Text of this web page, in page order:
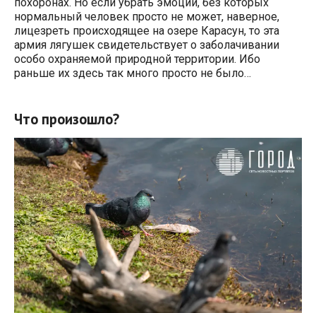
похоронах. Но если убрать эмоции, без которых
нормальный человек просто не может, наверное,
лицезреть происходящее на озере Карасун, то эта
армия лягушек свидетельствует о заболачивании
особо охраняемой природной территории. Ибо
раньше их здесь так много просто не было…
Что произошло?